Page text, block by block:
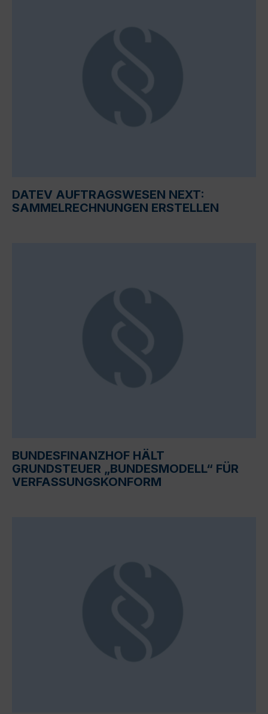
DATEV AUFTRAGSWESEN NEXT:
SAMMELRECHNUNGEN ERSTELLEN
BUNDESFINANZHOF HÄLT
GRUNDSTEUER „BUNDESMODELL“ FÜR
VERFASSUNGSKONFORM